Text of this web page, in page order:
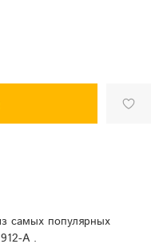
самых популярных
A .